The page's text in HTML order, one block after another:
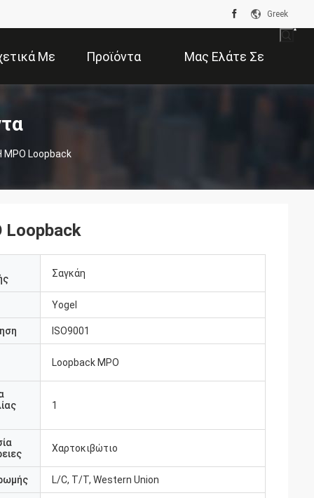
Greek
Με Προϊόντα Μας Ελάτε Σε
Επαφή Με
MPO Loopback
με
Είναι
Loopback
Σαγκάη
Yogel
ISO9001
Loopback MPO
1
Χαρτοκιβώτιο
L/C, T/T, Western Union